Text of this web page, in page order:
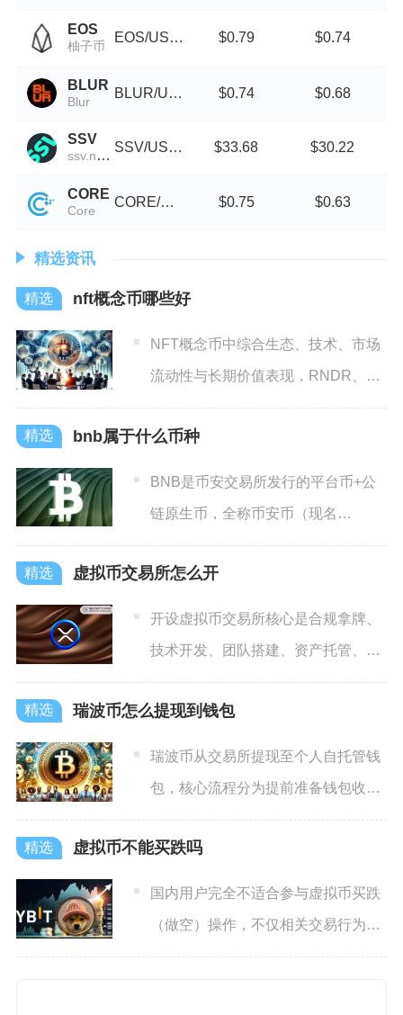
EOS
柚子币
EOS/USDT $0.79 $0.74
BLUR
Blur
BLUR/USDT $0.74 $0.68
SSV
ssv.network
SSV/USDT $33.68 $30.22
CORE
Core
CORE/USDT $0.75 $0.63
精选资讯
nft概念币哪些好
NFT概念币中综合生态、技术、市场
流动性与长期价值表现，RNDR、
MATIC、APE、IM
bnb属于什么币种
BNB是币安交易所发行的平台币+公
链原生币，全称币安币（现名
BuildandBuild），
虚拟币交易所怎么开
开设虚拟币交易所核心是合规拿牌、
技术开发、团队搭建、资产托管、流
动性运营五大步，总成本通常
瑞波币怎么提现到钱包
瑞波币从交易所提现至个人自托管钱
包，核心流程分为提前准备钱包收款
信息、交易所填写提币表单、
虚拟币不能买跌吗
国内用户完全不适合参与虚拟币买跌
（做空）操作，不仅相关交易行为不
受法律保护，做空机制自带的